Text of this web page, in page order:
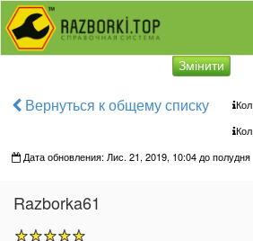
Змінити
Вернуться к общему списку
Дата обновления: Лис. 21, 2019, 10:04 до полудня
Razborka61